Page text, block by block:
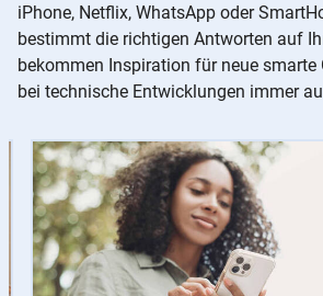
iPhone, Netflix, WhatsApp oder
bestimmt die richtigen Antworten auf
bekommen Inspiration für neue smarte
bei technische Entwicklungen immer
Instructions